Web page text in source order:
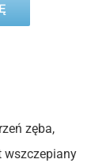
zęba,
wszczepiany